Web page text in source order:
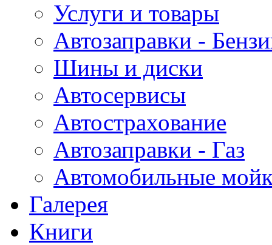
Услуги и товары
Автозаправки -
Шины и диски
Автосервисы
Автострахование
Автозаправки - Газ
Автомобильные
Галерея
Книги